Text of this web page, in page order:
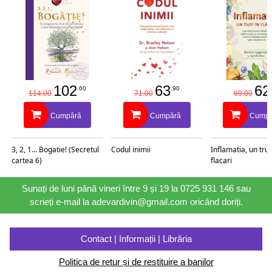
114.00 102 .60
Cumpără
3, 2, 1... Bogatie! (Secretul
cartea 6)
71.00 63 .90
Cumpără
Codul inimii
69.00 62
Inflamatia, un
flacari
Sunați de luni până vineri între 9 și 19 la 0725 931 146 sau
scrieți e-mail la adevardivin@gmail.com oricând doriți.
Contact | Informații | Librăria
Politica de retur și de restituire a banilor